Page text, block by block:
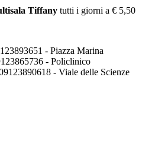
Tiffany tutti i giorni a € 5,50
- Piazza Marina
- Policlinico
- Viale delle Scienze